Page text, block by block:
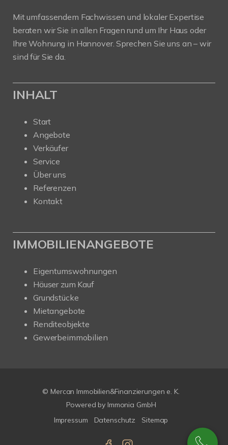
Mit umfassendem Fachwissen und lokaler Expertise
beraten wir Sie in allen Fragen rund um Ihr Haus oder
Ihre Wohnung in Hannover. Sprechen Sie uns an – wir
sind für Sie da.
INHALT
Start
Angebote
Verkäufer
Service
Über uns
Referenzen
Kontakt
IMMOBILIENANGEBOTE
Eigentumswohnungen
Häuser zum Kauf
Grundstücke
Mietangebote
Renditeobjekte
Gewerbeimmobilien
© Mercan Immobilien&Finanzierungen e. K.
Powered by Immonia GmbH
Impressum
Datenschutz Sitemap